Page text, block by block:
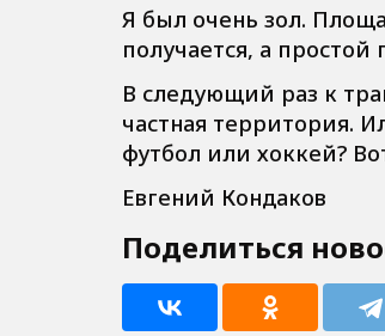
Я был очень зол.
получается, а простой
В следующий раз к
частная территория.
футбол или хоккей?
Евгений Кондаков
Поделиться